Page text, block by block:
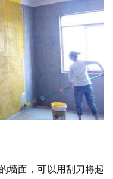
墙面，可以用刮刀将起